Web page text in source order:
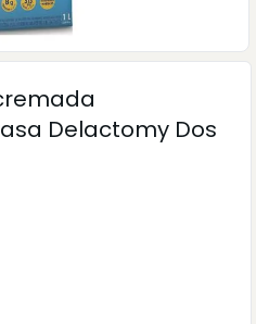
Delactomy Dos